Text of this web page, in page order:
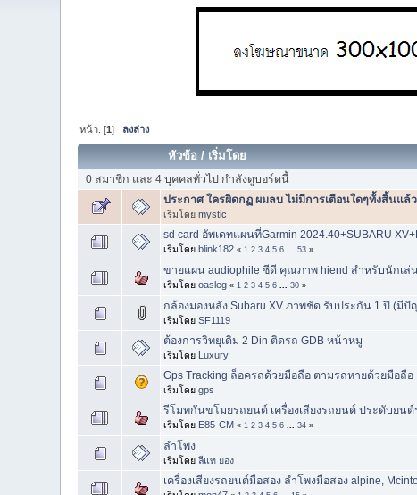
หน้า: [1] ลงล่าง
หัวข้อ / เริ่มโดย
0 สมาชิก และ 4 บุคคลทั่วไป กำลังดูบอร์ดนี้
ประกาศ ใครผิดกฏ ผมลบ ไม่มีการเตือนใดๆทั้งสิ้นแล้
เริ่มโดยmystic
sd card อัพเดทแผนที่Garmin 2024.40+SUBARU
เริ่มโดยblink182 « 1 2 3 4 5 6 ...53 »
ขายแผ่น audiophile ซีดี คุณภาพ hiend สำหรับนักเล่น
เริ่มโดยoasleg « 1 2 3 4 5 6 ...30 »
กล้องมองหลัง Subaru XV ภาพชัด รับประกัน 1 ปี (มี
เริ่มโดยSF1119
ต้องการวิทยุเดิม 2 Din ติดรถ GDB หน้าหมู
เริ่มโดย Luxury
Gps Tracking ล็อครถด้วยมือถือ ตามรถหายด้วยมือถื
เริ่มโดยgps
รีโมทกันขโมยรถยนต์ เครื่องเสียงรถยนต์ ประดับยนต์
เริ่มโดย E85-CM « 1 2 3 4 5 6 ...34 »
ลำโพง
เริ่มโดยลีแท ยอง
เครื่องเสียงรถยนต์มือสอง ลำโพงมือสอง alpine,